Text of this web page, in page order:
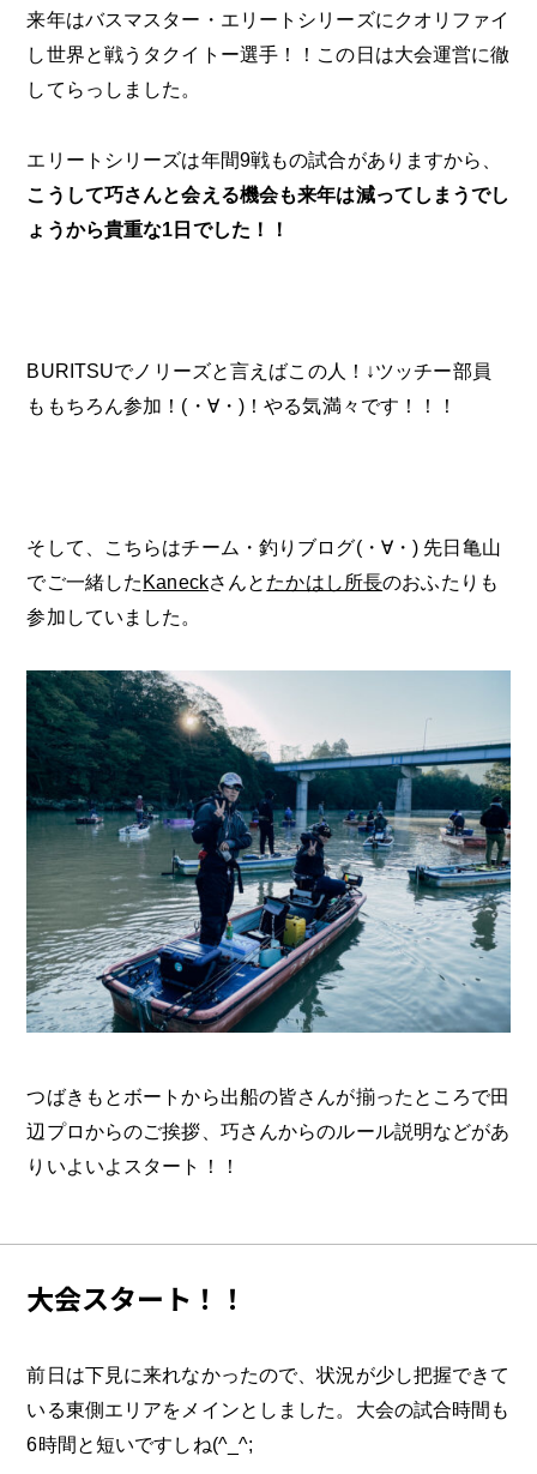
来年はバスマスター・エリートシリーズにクオリファイ
し世界と戦うタクイトー選手！！この日は大会運営に徹
してらっしました。
エリートシリーズは年間9戦もの試合がありますから、
こうして巧さんと会える機会も来年は減ってしまうでし
ょうから貴重な1日でした！！
BURITSUでノリーズと言えばこの人！↓ツッチー部員
ももちろん参加！(・∀・)！やる気満々です！！！
そして、こちらはチーム・釣りブログ(・∀・) 先日亀山
でご一緒した Kaneckさんと たかはし所長のおふたりも
参加していました。
つばきもとボートから出船の皆さんが揃ったところで田
辺プロからのご挨拶、巧さんからのルール説明などがあ
りいよいよスタート！！
大会スタート！！
前日は下見に来れなかったので、状況が少し把握できて
いる東側エリアをメインとしました。大会の試合時間も
6時間と短いですしね(^_^;